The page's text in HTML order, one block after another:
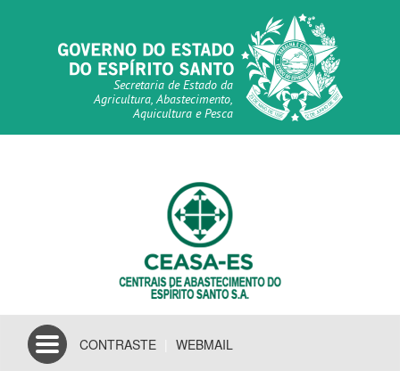
Secretaria de Estado da
Agricultura, Abastecimento,
Aquicultura e Pesca
Toggle
navigation
CONTRASTE WEBMAIL